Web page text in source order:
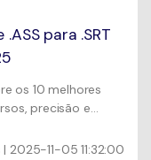
para .SRT
os 10 melhores
precisão e
e
| 2025-11-05 11:32:00